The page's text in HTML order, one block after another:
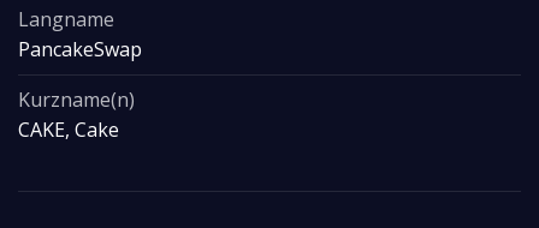
Langname
PancakeSwap
Kurzname(n)
CAKE, Cake